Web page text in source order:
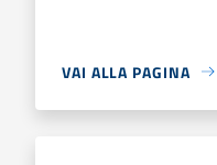
VAI ALLA PAGINA